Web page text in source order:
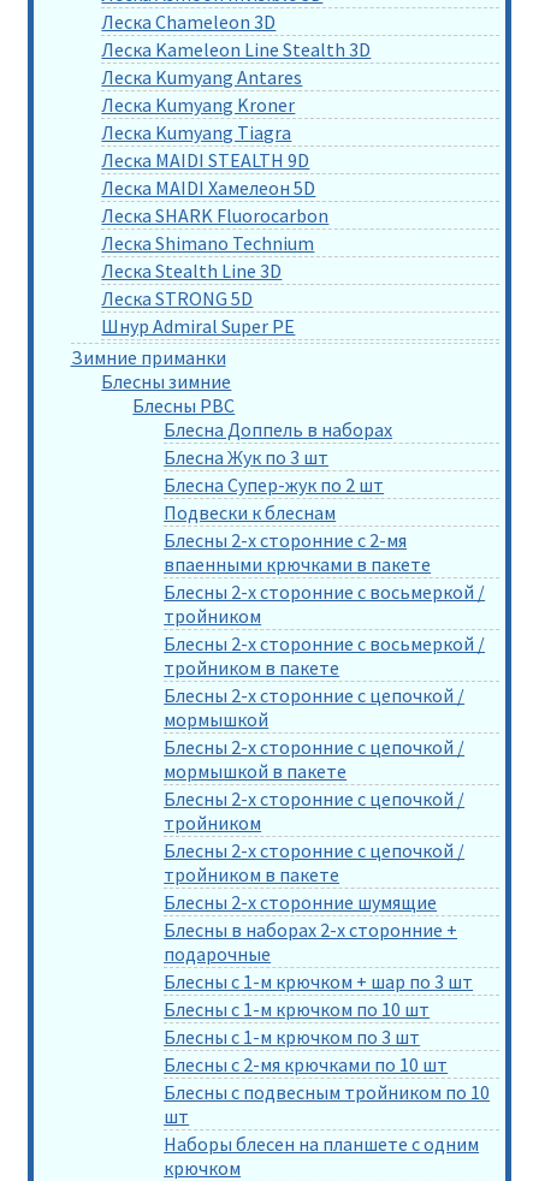
Леска Chameleon 3D
Леска Kameleon Line Stealth 3D
Леска Kumyang Antares
Леска Kumyang Kroner
Леска Kumyang Tiagra
Леска MAIDI STEALTH 9D
Леска MAIDI Хамелеон 5D
Леска SHARK Fluorocarbon
Леска Shimano Technium
Леска Stealth Line 3D
Леска STRONG 5D
Шнур Admiral Super PE
Зимние приманки
Блесны зимние
Блесны РВС
Блесна Доппель в наборах
Блесна Жук по 3 шт
Блесна Супер-жук по 2 шт
Подвески к блеснам
Блесны 2-х сторонние с 2-мя
впаенными крючками в пакете
Блесны 2-х сторонние с восьмеркой /
тройником
Блесны 2-х сторонние с восьмеркой /
тройником в пакете
Блесны 2-х сторонние с цепочкой /
мормышкой
Блесны 2-х сторонние с цепочкой /
мормышкой в пакете
Блесны 2-х сторонние с цепочкой /
тройником
Блесны 2-х сторонние с цепочкой /
тройником в пакете
Блесны 2-х сторонние шумящие
Блесны в наборах 2-х сторонние +
подарочные
Блесны с 1-м крючком + шар по 3 шт
Блесны с 1-м крючком по 10 шт
Блесны с 1-м крючком по 3 шт
Блесны с 2-мя крючками по 10 шт
Блесны с подвесным тройником по 10
шт
Наборы блесен на планшете с одним
крючком